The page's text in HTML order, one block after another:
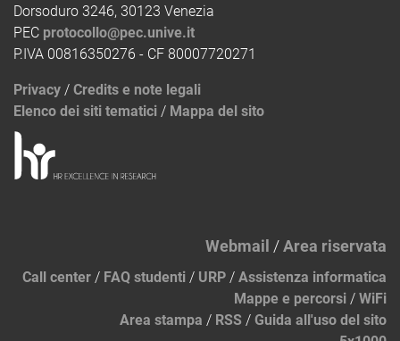
Dorsoduro 3246, 30123 Venezia
PEC protocollo@pec.unive.it
P.IVA 00816350276 - CF 80007720271
Privacy / Credits e note legali
Elenco dei siti tematici / Mappa del sito
Webmail /Area riservata
Call center / FAQ studenti / URP / Assistenza informatica
Mappe e percorsi / WiFi
Area stampa / RSS / Guida all'uso del sito